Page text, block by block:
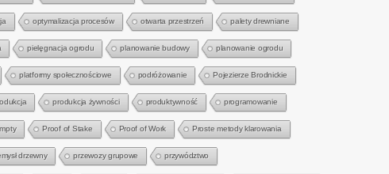
optymalizacja procesów otwarta przestrzeń palety drewniane
pielęgnacja ogrodu planowanie budowy planowanie ogrodu
platformy społecznościowe podróżowanie Pojezierze Brodnickie
produkcja żywności produktywność programowanie
Proof of Stake Proof of Work Proste metody klarowania
drzewny przewozy grupowe przywództwo